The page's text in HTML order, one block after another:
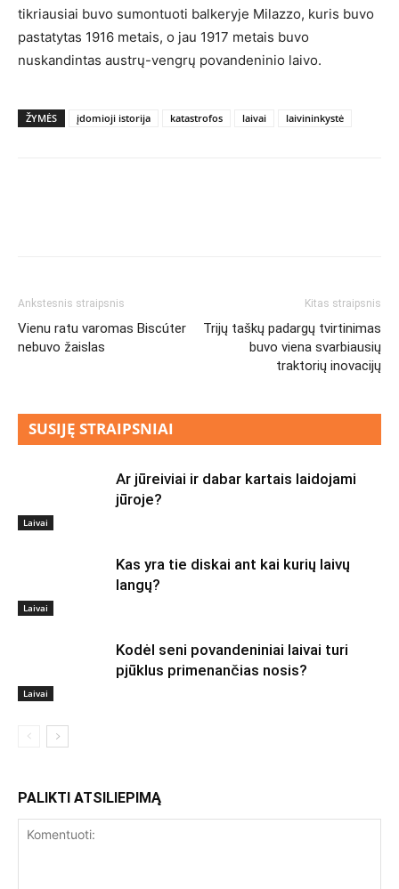
tikriausiai buvo sumontuoti balkeryje Milazzo, kuris buvo
pastatytas 1916 metais, o jau 1917 metais buvo
nuskandintas austrų-vengrų povandeninio laivo.
ŽYMĖS įdomioji istorija katastrofos laivai laivininkystė
Ankstesnis straipsnis
Vienu ratu varomas Biscúter
nebuvo žaislas
Kitas straipsnis
Trijų taškų padargų tvirtinimas
buvo viena svarbiausių
traktorių inovacijų
SUSIJĘ STRAIPSNIAI
Laivai
Ar jūreiviai ir dabar kartais laidojami
jūroje?
Laivai
Kas yra tie diskai ant kai kurių laivų
langų?
Laivai
Kodėl seni povandeniniai laivai turi
pjūklus primenančias nosis?
PALIKTI ATSILIEPIMĄ